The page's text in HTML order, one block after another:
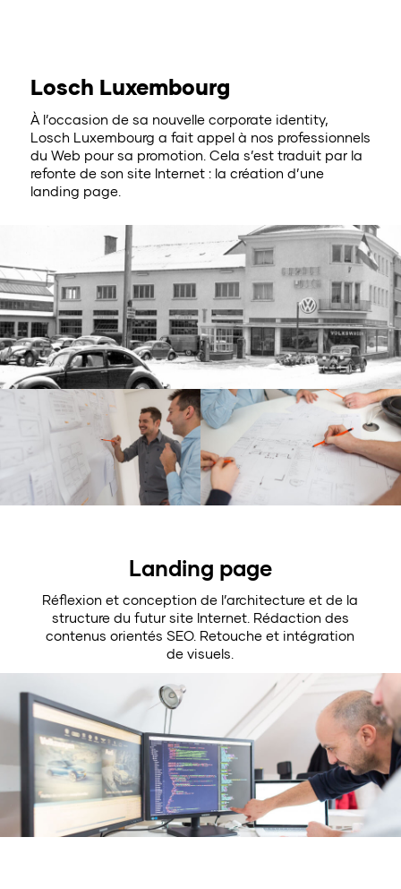
Losch Luxembourg
À l’occasion de sa nouvelle corporate identity,
Losch Luxembourg a fait appel à nos professionnels
du Web pour sa promotion. Cela s’est traduit par la
refonte de son site Internet : la création d’une
landing page.
Landing page
Réflexion et conception de l’architecture et de la
structure du futur site Internet. Rédaction des
contenus orientés SEO. Retouche et intégration
de visuels.